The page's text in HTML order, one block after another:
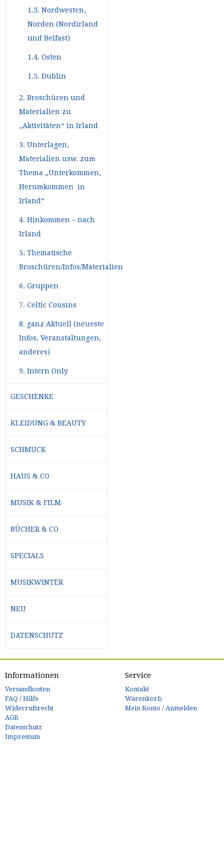
1.3. Nordwesten,
Norden (Nordirland
und Belfast)
1.4. Osten
1.5. Dublin
2. Broschüren und
Materialien zu
„Aktivitäten“ in Irland
3. Unterlagen,
Materialien usw. zum
Thema „Unterkommen,
Herumkommen in
Irland“
4. Hinkommen – nach
Irland
5. Thematische
Broschüren/Infos/Materialien
6. Gruppen
7. Celtic Cousins
8. ganz Aktuell (neueste
Infos, Veranstaltungen,
anderes)
9. Intern Only
GESCHENKE
KLEIDUNG & BEAUTY
SCHMUCK
HAUS & CO
MUSIK & FILM
BÜCHER & CO
SPECIALS
MUSIKWINTER
NEU
DATENSCHUTZ
Informationen
Versandkosten
FAQ / Hilfe
Widerrufsrecht
AGB
Datenschutz
Impressum
Service
Kontakt
Warenkorb
Mein Konto / Anmelden